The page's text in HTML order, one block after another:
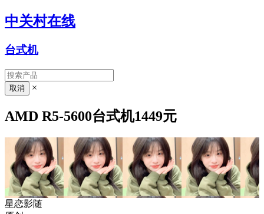
中关村在线
台式机
×
AMD R5-5600台式机1449元
星恋影随